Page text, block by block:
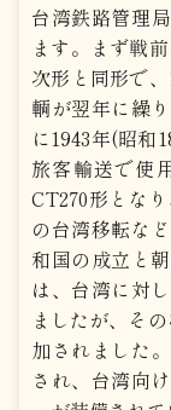
台湾鉄路管理
ます。まず戦
次形と同形で
輌が翌年に繰
に1943年(昭和
旅客輸送で使
CT270形とな
の台湾移転な
和国の成立と
は、台湾に対
ましたが、そ
加されました
され、台湾向